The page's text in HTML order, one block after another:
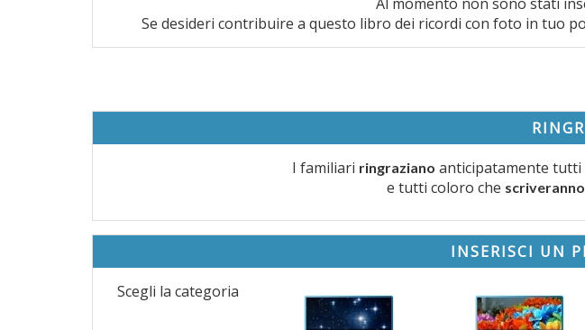
Se desideri contribuire a questo libro dei ricordi con foto in tuo
I familiari ringraziano anticipatamente tutti
e tutti coloro che scriveranno
INSERISCI UN
Scegli la categoria